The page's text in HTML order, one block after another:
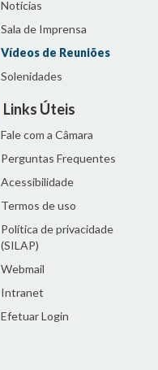
Notícias
Sala de Imprensa
Vídeos de Reuniões
Solenidades
Links Úteis
Fale com a Câmara
Perguntas Frequentes
Acessibilidade
Termos de uso
Política de privacidade
(SILAP)
Webmail
Intranet
Efetuar Login